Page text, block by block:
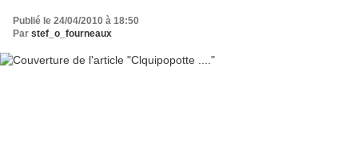
Publié le 24/04/2010 à 18:50
Par stef_o_fourneaux